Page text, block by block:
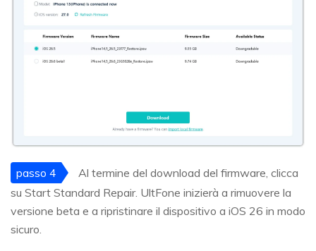
passo 4
Al termine del download del firmware, clicca
su Start Standard Repair. UltFone inizierà a rimuovere la
versione beta e a ripristinare il dispositivo a iOS 26 in modo
sicuro.